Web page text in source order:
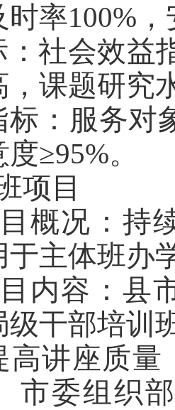
率100%
：社会效益
，课题研究
标：服务对
≥95%。
项目
目概况：
于主体班办
目内容：
级干部培训
高讲座质量
市委组织